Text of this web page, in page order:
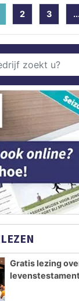
(current)
2 3
Gratis lezing